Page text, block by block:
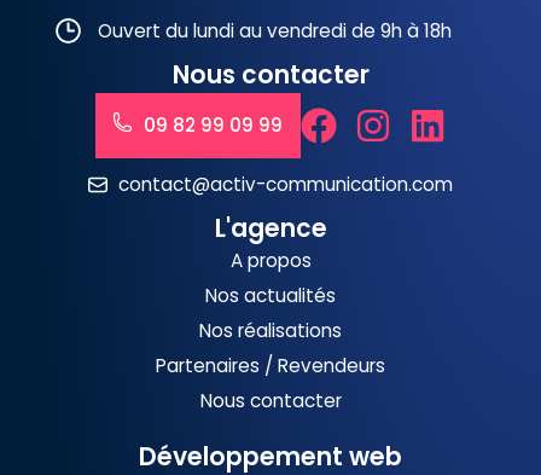
Ouvert du lundi au vendredi de 9h à 18h
Nous contacter
09 82 99 09 99
contact@activ-communication.com
L'agence
A propos
Nos actualités
Nos réalisations
Partenaires / Revendeurs
Nous contacter
Développement web